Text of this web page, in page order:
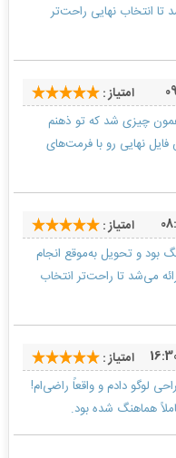
تا انتخاب نهایی راحت‌تر
امتیاز :
همون چیزی شد که تو ذهنم
نهایی رو با فرمت‌های
امتیاز :
بود و تحویل به‌موقع انجام
می‌شد تا راحت‌تر انتخاب
امتیاز :
لوگو دادم و واقعاً راضی‌ام!
هماهنگ شده بود.